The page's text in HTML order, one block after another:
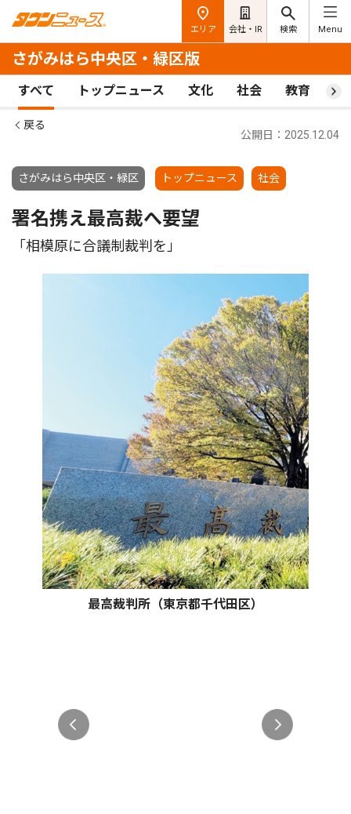
エリア 会社・IR 検索 Menu
さがみはら中央区・緑区版
すべて トップニュース 文化 社会 教育 ス
戻る
さがみはら中央区・緑区 トップニュース 社会
公開日：2025.12.04
署名携え最高裁へ要望
「相模原に合議制裁判を」
最高裁判所（東京都千代田区）